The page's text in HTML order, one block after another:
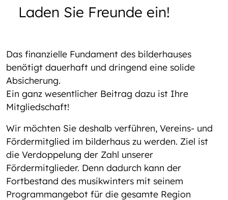
Laden Sie Freunde ein!
Das finanzielle Fundament des bilderhauses
benötigt dauerhaft und dringend eine solide
Absicherung.
Ein ganz wesentlicher Beitrag dazu ist Ihre
Mitgliedschaft!
Wir möchten Sie deshalb verführen, Vereins- und
Fördermitglied im bilderhaus zu werden. Ziel ist
die Verdoppelung der Zahl unserer
Fördermitglieder. Denn dadurch kann der
Fortbestand des musikwinters mit seinem
Programmangebot für die gesamte Region